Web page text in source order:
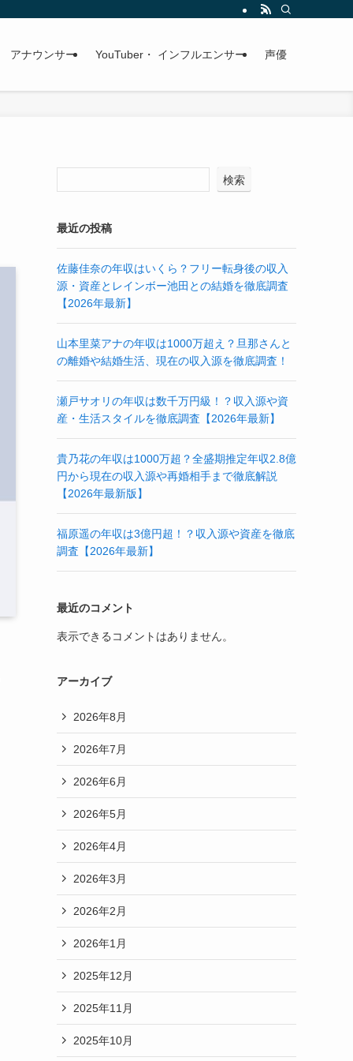
アナウンサー YouTuber・ インフルエンサー 声優
検索
最近の投稿
佐藤佳奈の年収はいくら？フリー転身後の収入
源・資産とレインボー池田との結婚を徹底調査
【2026年最新】
山本里菜アナの年収は1000万超え？旦那さんと
の離婚や結婚生活、現在の収入源を徹底調査！
瀬戸サオリの年収は数千万円級！？収入源や資
産・生活スタイルを徹底調査【2026年最新】
貴乃花の年収は1000万超？全盛期推定年収2.8億
円から現在の収入源や再婚相手まで徹底解説
【2026年最新版】
福原遥の年収は3億円超！？収入源や資産を徹底
調査【2026年最新】
最近のコメント
表示できるコメントはありません。
アーカイブ
2026年8月
2026年7月
2026年6月
2026年5月
2026年4月
2026年3月
2026年2月
2026年1月
2025年12月
2025年11月
2025年10月